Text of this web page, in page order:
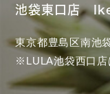
池袋東口店
東京都豊島区南池
※LULA池袋西口店